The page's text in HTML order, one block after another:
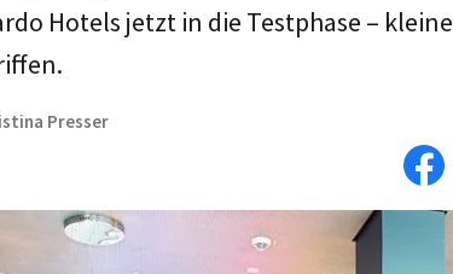
Hotels jetzt in die Testphase – kleine
Presser